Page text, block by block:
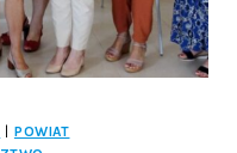
| POWIAT